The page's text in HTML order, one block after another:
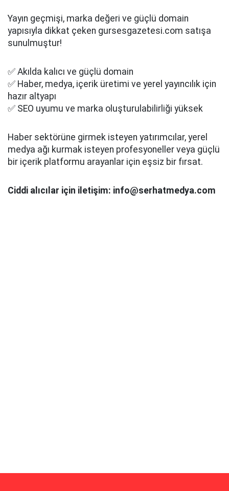
Yayın geçmişi, marka değeri ve güçlü domain
yapısıyla dikkat çeken gursesgazetesi.com satışa
sunulmuştur!
✅ Akılda kalıcı ve güçlü domain
✅ Haber, medya, içerik üretimi ve yerel yayıncılık için
hazır altyapı
✅ SEO uyumu ve marka oluşturulabilirliği yüksek
Haber sektörüne girmek isteyen yatırımcılar, yerel
medya ağı kurmak isteyen profesyoneller veya güçlü
bir içerik platformu arayanlar için eşsiz bir fırsat.
Ciddi alıcılar için iletişim: info@serhatmedya.com